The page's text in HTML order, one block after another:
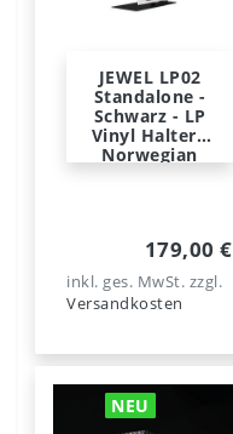
JEWEL LP02
Standalone -
Schwarz - LP
Vinyl Halter -
Norwegian
179,00 €
inkl. ges. MwSt. zzgl.
Versandkosten
NEU